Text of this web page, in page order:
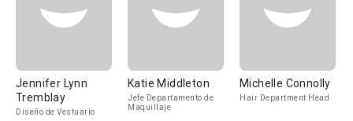
Jennifer Lynn
Tremblay
Diseño de Vestuario
Katie Middleton
Jefe Departamento de
Maquillaje
Michelle Connolly
Hair Department Head